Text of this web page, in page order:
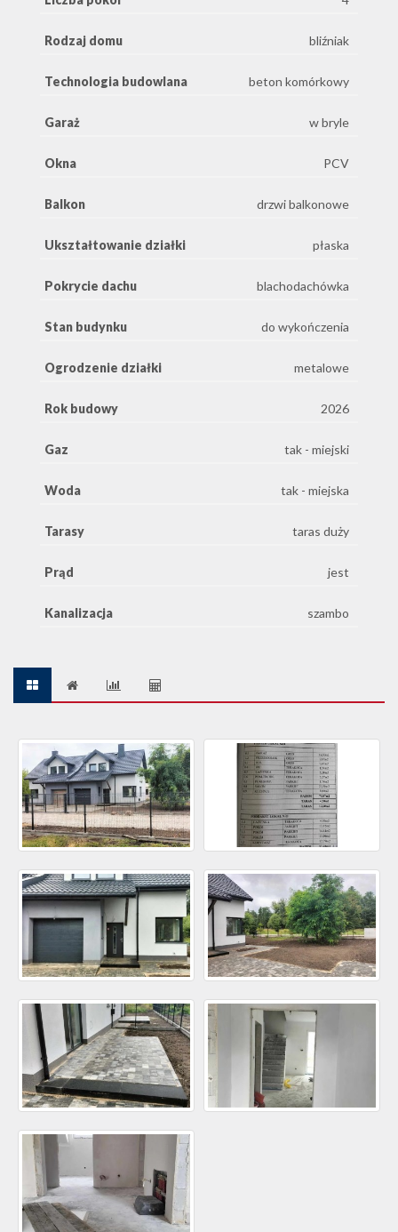
Rodzaj domu bliźniak
Technologia budowlana beton komórkowy
Garaż w bryle
Okna PCV
Balkon drzwi balkonowe
Ukształtowanie działki płaska
Pokrycie dachu blachodachówka
Stan budynku do wykończenia
Ogrodzenie działki metalowe
Rok budowy 2026
Gaz tak - miejski
Woda tak - miejska
Tarasy taras duży
Prąd jest
Kanalizacja szambo